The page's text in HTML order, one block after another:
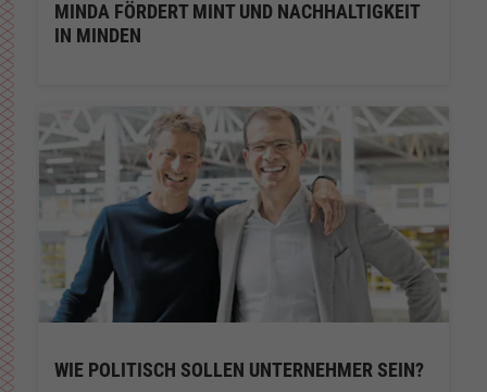
MINDA FÖRDERT MINT UND NACHHALTIGKEIT
IN MINDEN
WIE POLITISCH SOLLEN UNTERNEHMER SEIN?